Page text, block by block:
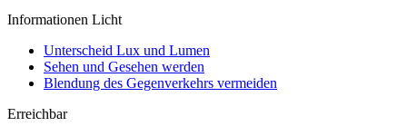
Informationen Licht
Unterscheid Lux und Lumen
Sehen und Gesehen werden
Blendung des Gegenverkehrs vermeiden
Erreichbar